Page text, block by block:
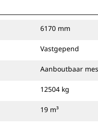
6170 mm
Vastgepend
Aanboutbaar mes
12504 kg
19 m³